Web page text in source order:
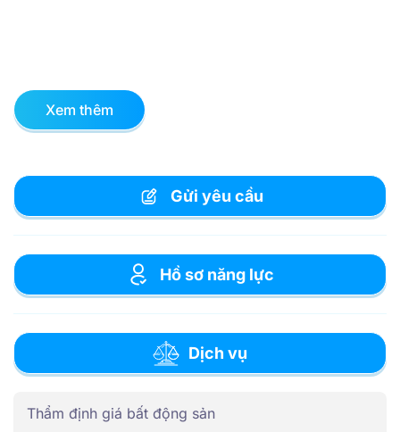
Xem thêm
Gửi yêu cầu
Hồ sơ năng lực
Dịch vụ
Thẩm định giá bất động sản